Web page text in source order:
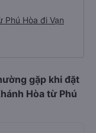
Hòa đi Vạn
gặp khi đặt
Hòa từ Phú